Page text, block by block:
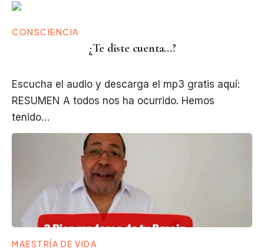
CONSCIENCIA
¿Te diste cuenta...?
Escucha el audio y descarga el mp3 gratis aquí:
RESUMEN A todos nos ha ocurrido. Hemos
tenido…
MAESTRÍA DE VIDA